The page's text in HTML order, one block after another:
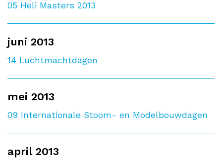
05 Heli Masters 2013
juni 2013
14 Luchtmachtdagen
mei 2013
09 Internationale Stoom- en Modelbouwdagen
april 2013